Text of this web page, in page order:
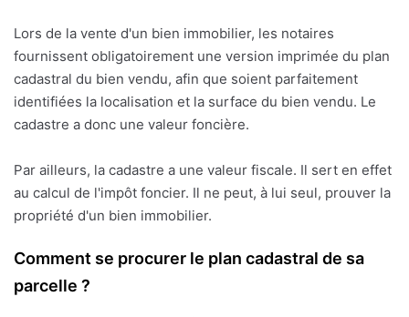
Lors de la vente d'un bien immobilier, les notaires
fournissent obligatoirement une version imprimée du plan
cadastral du bien vendu, afin que soient parfaitement
identifiées la localisation et la surface du bien vendu. Le
cadastre a donc une valeur foncière.
Par ailleurs, la cadastre a une valeur fiscale. Il sert en effet
au calcul de l'impôt foncier. Il ne peut, à lui seul, prouver la
propriété d'un bien immobilier.
Comment se procurer le plan cadastral de sa
parcelle ?